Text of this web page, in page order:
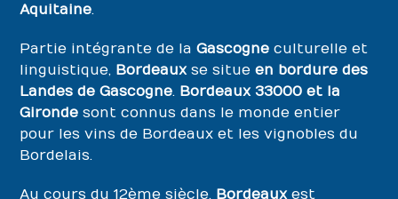
Aquitaine.
Partie intégrante de laGascogne culturelle et
linguistique, Bordeauxse situe en bordure des
Landes de Gascogne. Bordeaux 33000 et la
Gironde sont connus dans le monde entier
pour les vins de Bordeaux et les vignobles du
Bordelais.
Au cours du 12ème siècle, Bordeauxest